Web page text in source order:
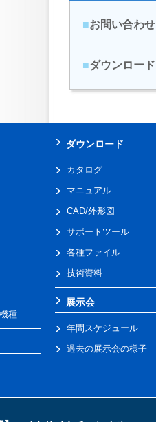
■お問い合わせ
■ダウンロード
種
ダウンロード
カタログ
マニュアル
CAD/外形図
サポートツール
各種ファイル
技術資料
展示会
年間スケジュール
過去の展示会の様子